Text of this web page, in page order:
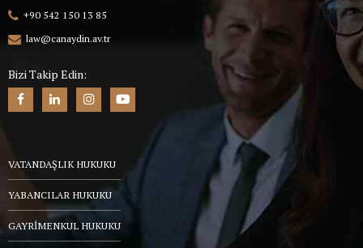
+90 542 150 13 85
law@canaydin.av.tr
Bizi Takip Edin:
VATANDAŞLIK HUKUKU
YABANCILAR HUKUKU
GAYRİMENKUL HUKUKU